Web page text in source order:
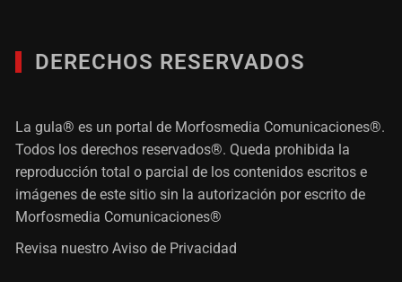
DERECHOS RESERVADOS
La gula® es un portal de Morfosmedia Comunicaciones®.
Todos los derechos reservados®. Queda prohibida la
reproducción total o parcial de los contenidos escritos e
imágenes de este sitio sin la autorización por escrito de
Morfosmedia Comunicaciones®
Revisa nuestroAviso de Privacidad